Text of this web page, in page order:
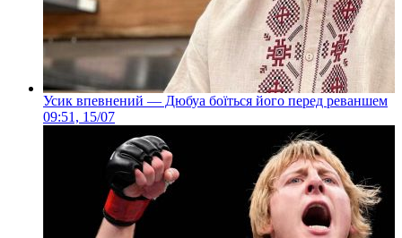
Усик впевнений — Дюбуа боїться його перед реваншем
09:51, 15/07